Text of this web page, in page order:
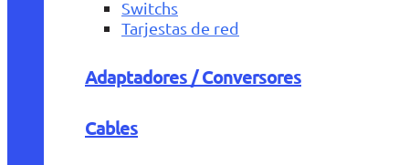
Switchs
Tarjestas de red
Adaptadores / Conversores
Cables